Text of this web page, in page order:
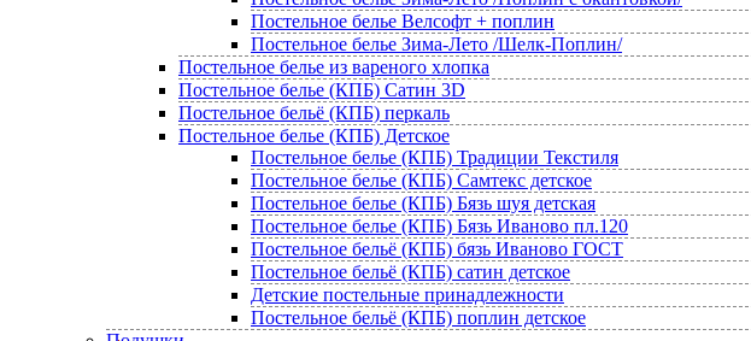
Постельное белье Велсофт + поплин
Постельное белье Зима-Лето /Шелк-Поплин/
Постельное белье из вареного хлопка
Постельное белье (КПБ) Сатин 3D
Постельное бельё (КПБ) перкаль
Постельное белье (КПБ) Детское
Постельное белье (КПБ) Традиции Текстиля
Постельное белье (КПБ) Самтекс детское
Постельное белье (КПБ) Бязь шуя детская
Постельное белье (КПБ) Бязь Иваново пл.120
Постельное бельё (КПБ) бязь Иваново ГОСТ
Постельное бельё (КПБ) сатин детское
Детские постельные принадлежности
Постельное бельё (КПБ) поплин детское